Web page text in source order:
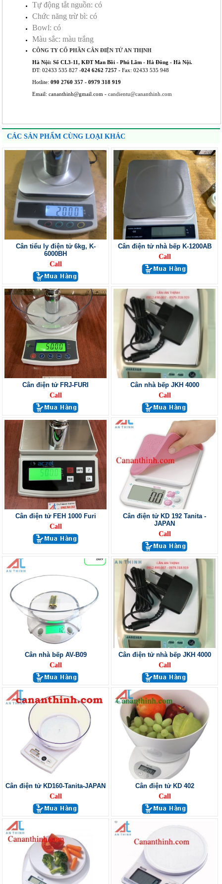
Tự động tắt nguồn: có
Chức năng trừ bì: có
Bowl: có
Màu sắc: màu trắng
CÔNG TY CỔ PHẦN CÂN ĐIỆN TỬ AN THỊNH
Hà Nội: Số CL3-11, KĐT Man Bồi - Phú Lãm - Hà Đông - Hà Nội.
ĐT: 02433 535 827 -024 6262 7257 - Fax: 02433 535 948
Hotlite: 090 2760 357 - 0979 318 919
Email: cananthinh@gmail.com - candientu@cananthinh.com
CÁC SẢN PHẨM CÙNG LOẠI KHÁC
Cân tiểu ly điện tử 6kg, K-
6000BH
Call
Cân điện tử nhà bếp K-1200AB
Call
Cân điện tử FRJ-FURI
Call
Cân nhà bếp JKH 4000
Call
Cân điện tử FEH 1000 Furi
Call
Cân điện tử KD 192 Tanita -
JAPAN
Call
Cân nhà bếp AV-B09
Call
Cân điện tử nhà bếp JKH 4000
Call
Cân điện tử KD160-Tanita-JAPAN
Call
Cân điện tử KD 402
Call